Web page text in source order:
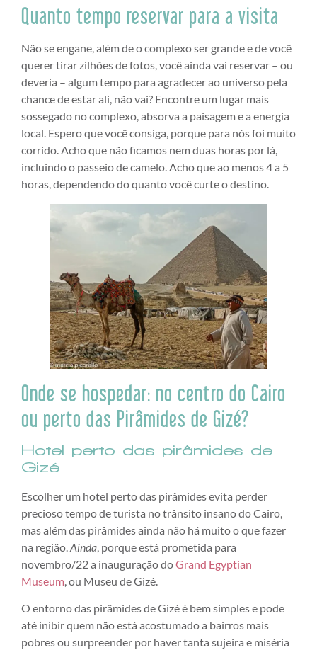
Quanto tempo reservar para a visita
Não se engane, além de o complexo ser grande e de você
querer tirar zilhões de fotos, você ainda vai reservar – ou
deveria – algum tempo para agradecer ao universo pela
chance de estar ali, não vai? Encontre um lugar mais
sossegado no complexo, absorva a paisagem e a energia
local. Espero que você consiga, porque para nós foi muito
corrido. Acho que não ficamos nem duas horas por lá,
incluindo o passeio de camelo. Acho que ao menos 4 a 5
horas, dependendo do quanto você curte o destino.
Onde se hospedar: no centro do Cairo
ou perto das Pirâmides de Gizé?
Hotel perto das pirâmides de
Gizé
Escolher um hotel perto das pirâmides evita perder
precioso tempo de turista no trânsito insano do Cairo,
mas além das pirâmides ainda não há muito o que fazer
na região. Ainda , porque está prometida para
novembro/22 a inauguração doGrand Egyptian
Museum , ou Museu de Gizé.
O entorno das pirâmides de Gizé é bem simples e pode
até inibir quem não está acostumado a bairros mais
pobres ou surpreender por haver tanta sujeira e miséria